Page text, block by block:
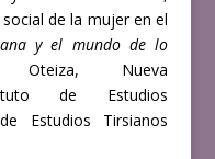
de la mujer en el
y el mundo de lo
Nueva
de Estudios
Estudios Tirsianos